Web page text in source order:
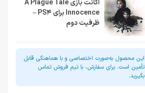
اكانت بازی A Plague Tale
Innocence برای PS4 –
ظرفيت دوم
این محصول به‌صورت اختصاصی و با هماهنگی قابل
تأمین است. برای سفارش، با تیم فروش تماس
بگیرید.